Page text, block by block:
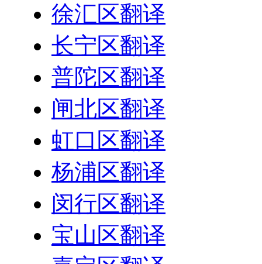
徐汇区翻译
长宁区翻译
普陀区翻译
闸北区翻译
虹口区翻译
杨浦区翻译
闵行区翻译
宝山区翻译